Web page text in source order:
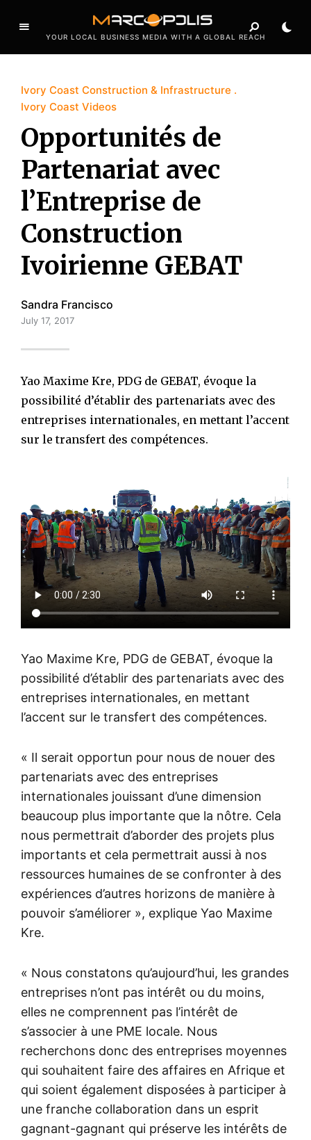
YOUR LOCAL BUSINESS MEDIA WITH A GLOBAL REACH
Ivory Coast Construction & Infrastructure
Ivory Coast Videos
Opportunités de
Partenariat avec
l’Entreprise de
Construction
Ivoirienne GEBAT
Sandra Francisco
July 17, 2017
Yao Maxime Kre, PDG de GEBAT, évoque la
possibilité d’établir des partenariats avec des
entreprises internationales, en mettant l’accent
sur le transfert des compétences.
Yao Maxime Kre, PDG de GEBAT, évoque la
possibilité d’établir des partenariats avec des
entreprises internationales, en mettant
l’accent sur le transfert des compétences.
« Il serait opportun pour nous de nouer des
partenariats avec des entreprises
internationales jouissant d’une dimension
beaucoup plus importante que la nôtre. Cela
nous permettrait d’aborder des projets plus
importants et cela permettrait aussi à nos
ressources humaines de se confronter à des
expériences d’autres horizons de manière à
pouvoir s’améliorer », explique Yao Maxime
Kre.
« Nous constatons qu’aujourd’hui, les grandes
entreprises n’ont pas intérêt ou du moins,
elles ne comprennent pas l’intérêt de
s’associer à une PME locale. Nous
recherchons donc des entreprises moyennes
qui souhaitent faire des affaires en Afrique et
qui soient également disposées à participer à
une franche collaboration dans un esprit
gagnant-gagnant qui préserve les intérêts de